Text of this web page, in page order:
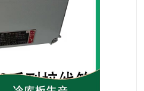
泸州冻库，泸州冷库
自贡冻库组装
攀枝花冻库